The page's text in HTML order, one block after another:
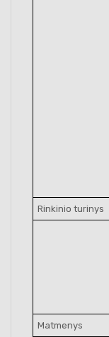
Rinkinio turinys
Matmenys